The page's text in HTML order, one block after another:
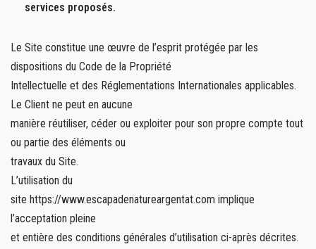
services proposés.
Le Site constitue une œuvre de l’esprit protégée par les
dispositions du Code de la Propriété
Intellectuelle et des Réglementations Internationales applicables.
Le Client ne peut en aucune
manière réutiliser, céder ou exploiter pour son propre compte tout
ou partie des éléments ou
travaux du Site.
L’utilisation du
site https://www.escapadenatureargentat.com implique
l’acceptation pleine
et entière des conditions générales d’utilisation ci-après décrites.